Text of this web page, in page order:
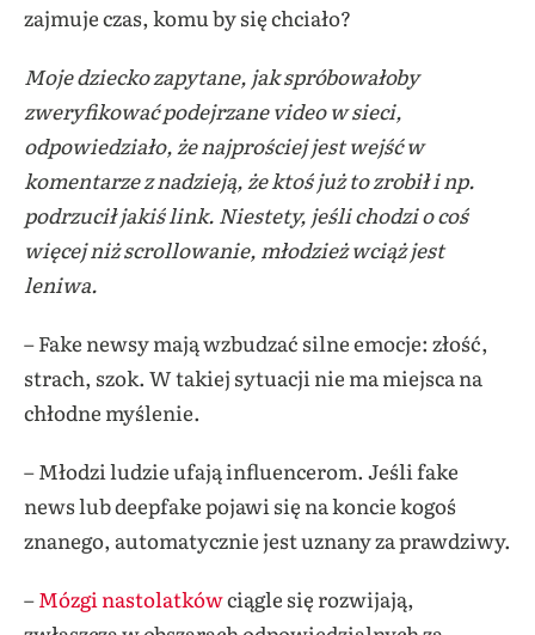
zajmuje czas, komu by się chciało?
Moje dziecko zapytane, jak spróbowałoby
zweryfikować podejrzane video w sieci,
odpowiedziało, że najprościej jest wejść w
komentarze z nadzieją, że ktoś już to zrobił i np.
podrzucił jakiś link. Niestety, jeśli chodzi o coś
więcej niż scrollowanie, młodzież wciąż jest
leniwa.
– Fake newsy mają wzbudzać silne emocje: złość,
strach, szok. W takiej sytuacji nie ma miejsca na
chłodne myślenie.
– Młodzi ludzie ufają influencerom. Jeśli fake
news lub deepfake pojawi się na koncie kogoś
znanego, automatycznie jest uznany za prawdziwy.
–Mózgi nastolatkówciągle się rozwijają,